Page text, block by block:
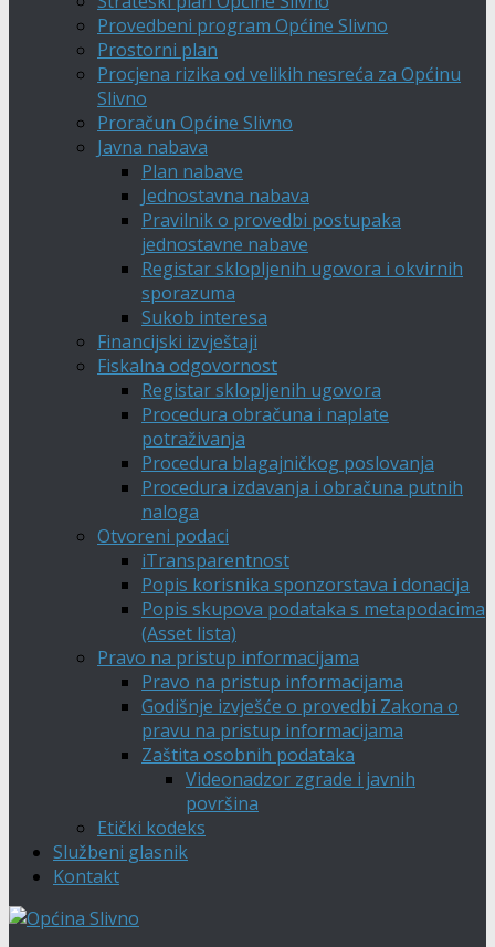
Provedbeni program Općine Slivno
Prostorni plan
Procjena rizika od velikih nesreća za Općinu
Slivno
Proračun Općine Slivno
Javna nabava
Plan nabave
Jednostavna nabava
Pravilnik o provedbi postupaka
jednostavne nabave
Registar sklopljenih ugovora i okvirnih
sporazuma
Sukob interesa
Financijski izvještaji
Fiskalna odgovornost
Registar sklopljenih ugovora
Procedura obračuna i naplate
potraživanja
Procedura blagajničkog poslovanja
Procedura izdavanja i obračuna putnih
naloga
Otvoreni podaci
iTransparentnost
Popis korisnika sponzorstava i donacija
Popis skupova podataka s metapodacima
(Asset lista)
Pravo na pristup informacijama
Pravo na pristup informacijama
Godišnje izvješće o provedbi Zakona o
pravu na pristup informacijama
Zaštita osobnih podataka
Videonadzor zgrade i javnih
površina
Etički kodeks
Službeni glasnik
Kontakt